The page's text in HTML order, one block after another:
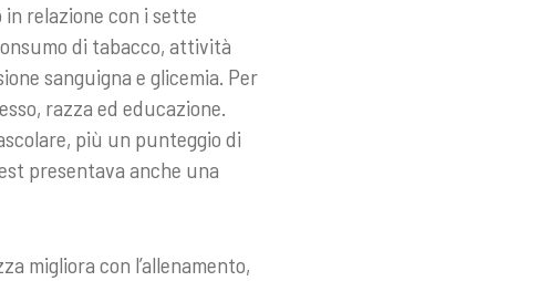
relazione con i sette
di tabacco, attività
sanguigna e glicemia. Per
razza ed educazione.
più un punteggio di
presentava anche una
migliora con l’allenamento,